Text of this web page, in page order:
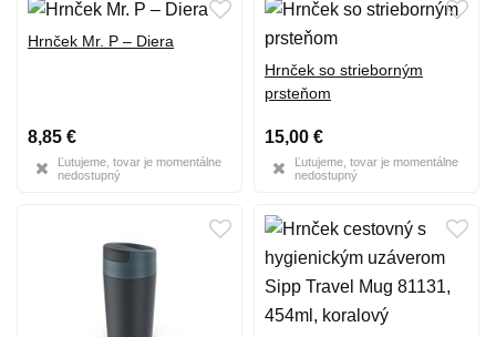
Hrnček Mr. P – Diera
8,85 €
Ľutujeme, tovar je momentálne
nedostupný
Hrnček so strieborným
prsteňom
15,00 €
Ľutujeme, tovar je momentálne
nedostupný